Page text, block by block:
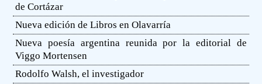
de Cortázar
Nueva edición de Libros en Olavarría
Nueva poesía argentina reunida por la editorial de
Viggo Mortensen
Rodolfo Walsh, el investigador